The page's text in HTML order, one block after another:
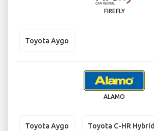
FIREFLY
Toyota Aygo
ALAMO
Toyota Aygo Toyota C-HR Hybrid